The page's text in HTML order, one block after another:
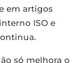
em artigos
ISO e
só melhora o